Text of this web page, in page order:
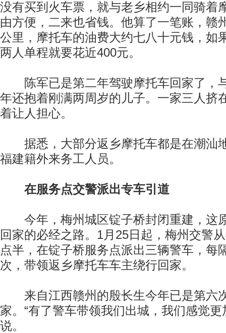
没有买到火车票，就与老乡相约一同骑着
由方便，二来也省钱。他算了一笔账，赣
公里，摩托车的油费大约七八十元钱，如
两人单程就要花近400元。
陈军已是第二年驾驶摩托车回家了，
年还抱着刚满两周岁的儿子。一家三人挤
着让人担心。
据悉，大部分返乡摩托车都是在潮汕
福建籍外来务工人员。
在服务点交警派出专车引道
今年，梅州城区锭子桥封闭重建，这
回家的必经之路。1月25日起，梅州交警
点半，在锭子桥服务点派出三辆警车，每
次，带领返乡摩托车车主绕行回家。
来自江西赣州的殷长生今年已是第六
家。“有了警车带领我们出城，我们感觉更
说。